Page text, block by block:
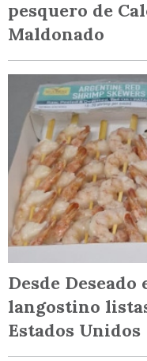
pesquero de
Maldonado
Desde
langostino
Estados Unidos